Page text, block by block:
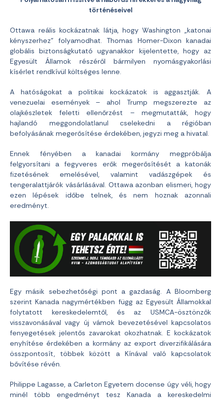
történéseivel
Ottawa reális kockázatnak látja, hogy Washington „katonai
kényszerhez” folyamodhat. Thomas Homer-Dixon kanadai
globális biztonságkutató ugyanakkor kijelentette, hogy az
Egyesült Államok részéről bármilyen nyomásgyakorlási
kísérlet rendkívül költséges lenne.
A hatóságokat a politikai kockázatok is aggasztják. A
venezuelai események – ahol Trump megszerezte az
olajkészletek feletti ellenőrzést – megmutatták, hogy
hajlandó meggondolatlanul cselekedni a régióban
befolyásának megerősítése érdekében, jegyzi meg a hivatal.
Ennek fényében a kanadai kormány megpróbálja
felgyorsítani a fegyveres erők megerősítését a katonák
fizetésének emelésével, valamint vadászgépek és
tengeralattjárók vásárlásával. Ottawa azonban elismeri, hogy
ezen lépések időbe telnek, és nem hoznak azonnali
eredményt.
Egy másik sebezhetőségi pont a gazdaság. A Bloomberg
szerint Kanada nagymértékben függ az Egyesült Államokkal
folytatott kereskedelemtől, és az USMCA-ösztönzők
visszavonásával vagy új vámok bevezetésével kapcsolatos
fenyegetések jelentős zavarokat okozhatnak. E kockázatok
enyhítése érdekében a kormány az export diverzifikálására
összpontosít, többek között a Kínával való kapcsolatok
bővítése révén.
Philippe Lagasse, a Carleton Egyetem docense úgy véli, hogy
minél több engedményt tesz Kanada a kereskedelmi